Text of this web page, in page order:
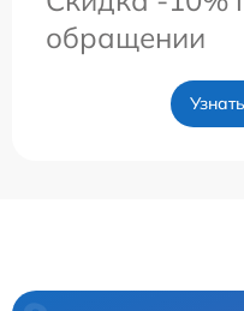
обращении